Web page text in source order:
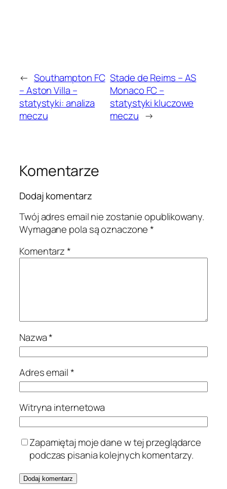
← Southampton FC
– Aston Villa –
statystyki: analiza
meczu
Stade de Reims – AS
Monaco FC –
statystyki kluczowe
meczu →
Komentarze
Dodaj komentarz
Twój adres email nie zostanie opublikowany.
Wymagane pola są oznaczone*
Komentarz*
Nazwa*
Adres email*
Witryna internetowa
Zapamiętaj moje dane w tej przeglądarce
podczas pisania kolejnych komentarzy.